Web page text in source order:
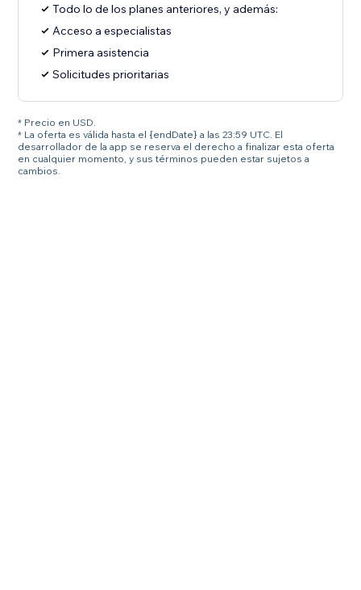
Todo lo de los planes anteriores, y además:
Acceso a especialistas
Primera asistencia
Solicitudes prioritarias
* Precio en USD.
* La oferta es válida hasta el {endDate} a las 23:59 UTC. El
desarrollador de la app se reserva el derecho a finalizar esta oferta
en cualquier momento, y sus términos pueden estar sujetos a
cambios.